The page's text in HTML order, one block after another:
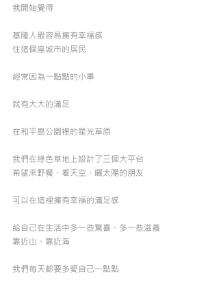
我開始覺得
基隆人最容易擁有幸福感
住這個座城市的居民
經常因為一點點的小事
就有大大的滿足
在和平島公園裡的星光草原
我們在綠色草地上設計了三個大平台
希望來野餐、看天空、曬太陽的朋友
可以在這裡擁有幸福的滿足感
給自己在生活中多一些驚喜、多一些滋養
靠近山、靠近海
我們每天都要多愛自己一點點